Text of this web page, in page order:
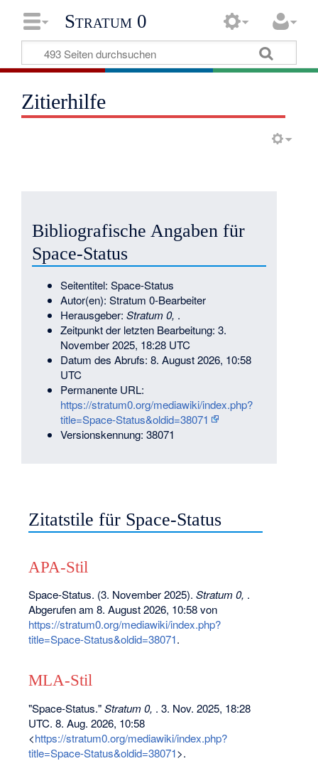
Stratum 0
Zitierhilfe
Bibliografische Angaben für
Space-Status
Seitentitel: Space-Status
Autor(en): Stratum 0-Bearbeiter
Herausgeber:Stratum 0, .
Zeitpunkt der letzten Bearbeitung: 3.
November 2025, 18:28 UTC
Datum des Abrufs: 8. August 2026, 10:58
UTC
Permanente URL:
https://stratum0.org/mediawiki/index.php?
title=Space-Status&oldid=38071
Versionskennung: 38071
Zitatstile für Space-Status
APA-Stil
Space-Status. (3. November 2025).Stratum 0, .
Abgerufen am 8. August 2026, 10:58 von
https://stratum0.org/mediawiki/index.php?
title=Space-Status&oldid=38071.
MLA-Stil
"Space-Status."Stratum 0, . 3. Nov. 2025, 18:28
UTC. 8. Aug. 2026, 10:58
<https://stratum0.org/mediawiki/index.php?
title=Space-Status&oldid=38071>.